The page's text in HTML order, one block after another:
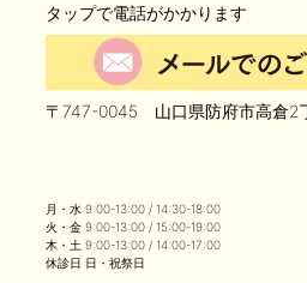
タップで電話がかかります
〒747-0045 山口県防府市高倉2
月・水 9:00-13:00 / 14:30-18:00
火・金 9:00-13:00 / 15:00-19:00
木・土 9:00-13:00 / 14:00-17:00
休診日 日・祝祭日